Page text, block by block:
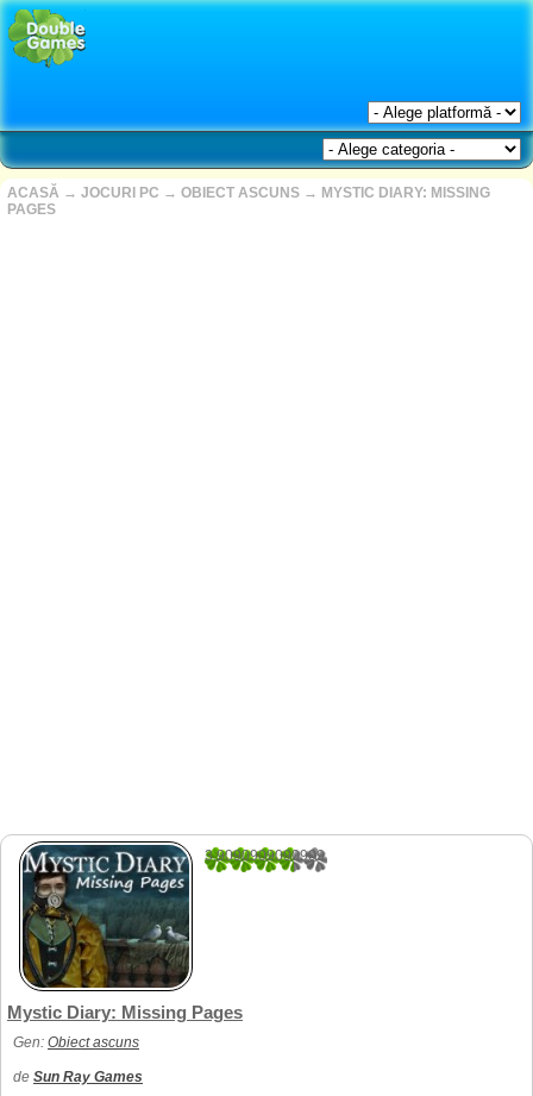
ACASĂ → JOCURI PC → OBIECT ASCUNS → MYSTIC DIARY: MISSING
PAGES
3.9090909090909
Mystic Diary: Missing Pages
Gen: Obiect ascuns
de Sun Ray Games